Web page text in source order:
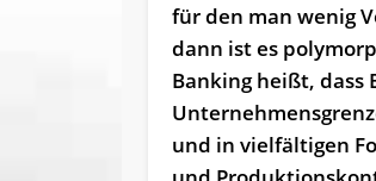
für den man wenig
dann ist es
Banking heißt, dass
und in vielfältigen